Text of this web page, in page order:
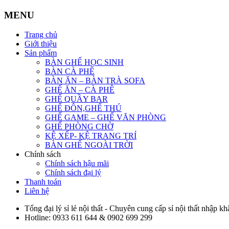
MENU
Trang chủ
Giới thiệu
Sản phẩm
BÀN GHẾ HỌC SINH
BÀN CÀ PHÊ
BÀN ĂN – BÀN TRÀ SOFA
GHẾ ĂN – CÀ PHÊ
GHẾ QUẦY BAR
GHẾ ĐÔN,GHẾ THÚ
GHẾ GAME – GHẾ VĂN PHÒNG
GHẾ PHÒNG CHỜ
KỆ XẾP- KỆ TRANG TRÍ
BÀN GHẾ NGOÀI TRỜI
Chính sách
Chính sách hậu mãi
Chính sách đại lý
Thanh toán
Liên hệ
Tổng đại lý sỉ lẻ nội thất - Chuyên cung cấp sỉ nội thất nhập
Hotline: 0933 611 644 & 0902 699 299